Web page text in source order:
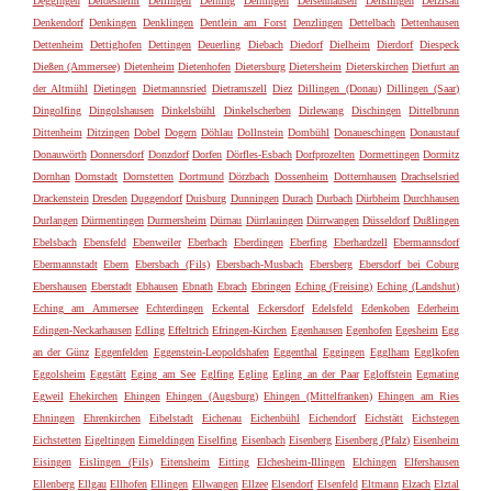
Denkendorf Denkingen Denklingen Dentlein am Forst Denzlingen Dettelbach Dettenhausen
Dettenheim
Dettighofen Dettingen Deuerling Diebach Diedorf Dielheim Dierdorf Diespeck
Dießen (Ammersee) Dietenheim Dietenhofen Dietersburg Dietersheim Dieterskirchen Dietfurt an
der Altmühl Dietingen Dietmannsried Dietramszell Diez Dillingen (Donau) Dillingen (Saar)
Dingolfing
Dingolshausen Dinkelsbühl Dinkelscherben Dirlewang Dischingen
Dittelbrunn
Dittenheim Ditzingen Dobel Dogern Döhlau Dollnstein Dombühl Donaueschingen Donaustauf
Donauwörth Donnersdorf Donzdorf Dorfen Dörfles-Esbach Dorfprozelten Dormettingen Dormitz
Dornhan Dornstadt Dornstetten Dortmund Dörzbach Dossenheim Dotternhausen Drachselsried
Drackenstein Dresden Duggendorf Duisburg Dunningen Durach Durbach Dürbheim Durchhausen
Durlangen Dürmentingen Durmersheim Dürnau Dürrlauingen Dürrwangen Düsseldorf Dußlingen
Ebelsbach Ebensfeld Ebenweiler Eberbach Eberdingen Eberfing Eberhardzell Ebermannsdorf
Ebermannstadt Ebern Ebersbach (Fils) Ebersbach-Musbach Ebersberg Ebersdorf bei Coburg
Ebershausen Eberstadt Ebhausen Ebnath Ebrach Ebringen Eching (Freising) Eching (Landshut)
Eching am Ammersee
Echterdingen Eckental Eckersdorf Edelsfeld Edenkoben
Ederheim
Edingen-Neckarhausen Edling Effeltrich Efringen-Kirchen Egenhausen Egenhofen Egesheim Egg
an der Günz Eggenfelden Eggenstein-Leopoldshafen Eggenthal Eggingen Egglham Egglkofen
Eggolsheim Eggstätt Eging am See Eglfing Egling Egling an der Paar Egloffstein Egmating
Egweil Ehekirchen Ehingen Ehingen (Augsburg) Ehingen (Mittelfranken) Ehingen am Ries
Ehningen
Ehrenkirchen Eibelstadt Eichenau Eichenbühl Eichendorf Eichstätt
Eichstegen
Eichstetten Eigeltingen Eimeldingen Eiselfing Eisenbach Eisenberg Eisenberg (Pfalz) Eisenheim
Eisingen
Eislingen (Fils) Eitensheim Eitting Elchesheim-Illingen Elchingen
Elfershausen
Ellenberg Ellgau Ellhofen Ellingen Ellwangen Ellzee Elsendorf Elsenfeld Eltmann Elzach Elztal